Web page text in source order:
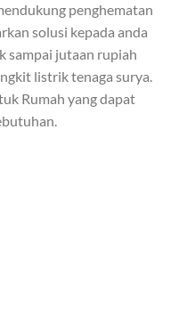
penghematan
solusi kepada anda
sampai jutaan rupiah
listrik tenaga surya.
Rumah yang dapat